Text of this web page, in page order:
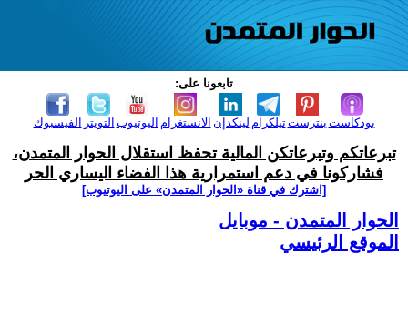
تابعونا على:
الفيسبوك التويتر اليوتيوب الانستغرام لينكدإن تيلكرامبنترست بودكاست
تبرعاتكم وتبرعاتكن المالية تحفظ استقلال الحوار المتمدن،
فشاركونا في دعم استمرارية هذا الفضاء اليساري الحر
[اشترك في قناة ‫«الحوار المتمدن» على اليوتيوب]
الحوار المتمدن - موبايل
الموقع الرئيسي